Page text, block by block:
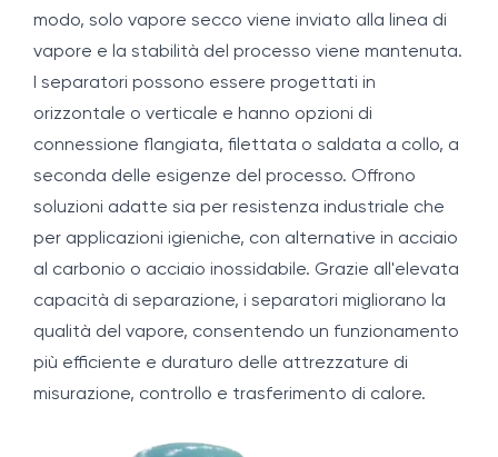
modo, solo vapore secco viene inviato alla linea di
vapore e la stabilità del processo viene mantenuta.
I separatori possono essere progettati in
orizzontale o verticale e hanno opzioni di
connessione flangiata, filettata o saldata a collo, a
seconda delle esigenze del processo. Offrono
soluzioni adatte sia per resistenza industriale che
per applicazioni igieniche, con alternative in acciaio
al carbonio o acciaio inossidabile. Grazie all'elevata
capacità di separazione, i separatori migliorano la
qualità del vapore, consentendo un funzionamento
più efficiente e duraturo delle attrezzature di
misurazione, controllo e trasferimento di calore.